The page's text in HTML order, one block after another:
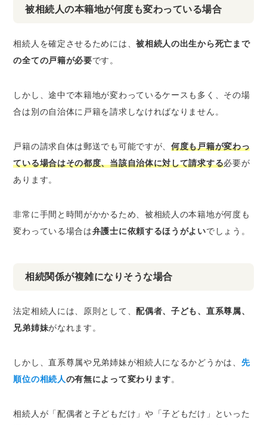
被相続人の本籍地が何度も変わっている場合
相続人を確定させるためには、被相続人の出生から死亡まで
の全ての戸籍が必要です。
しかし、途中で本籍地が変わっているケースも多く、その場
合は別の自治体に戸籍を請求しなければなりません。
戸籍の請求自体は郵送でも可能ですが、何度も戸籍が変わっ
ている場合はその都度、当該自治体に対して請求する必要が
あります。
非常に手間と時間がかかるため、被相続人の本籍地が何度も
変わっている場合は弁護士に依頼するほうがよいでしょう。
相続関係が複雑になりそうな場合
法定相続人には、原則として、配偶者、子ども、直系尊属、
兄弟姉妹がなれます。
しかし、直系尊属や兄弟姉妹が相続人になるかどうかは、 先
順位の相続人の有無によって変わります。
相続人が「配偶者と子どもだけ」や「子どもだけ」といった